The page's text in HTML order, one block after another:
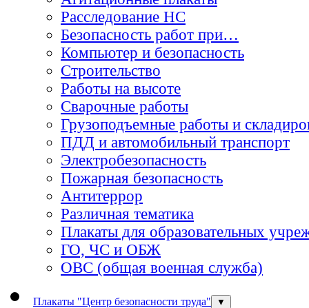
Расследование НС
Безопасность работ при…
Компьютер и безопасность
Строительство
Работы на высоте
Сварочные работы
Грузоподъемные работы и
ПДД и автомобильный транспорт
Электробезопасность
Пожарная безопасность
Антитеррор
Различная тематика
Плакаты для образовательных
ГО, ЧС и ОБЖ
ОВС (общая военная служба)
Плакаты "Центр безопасности труда" ▼